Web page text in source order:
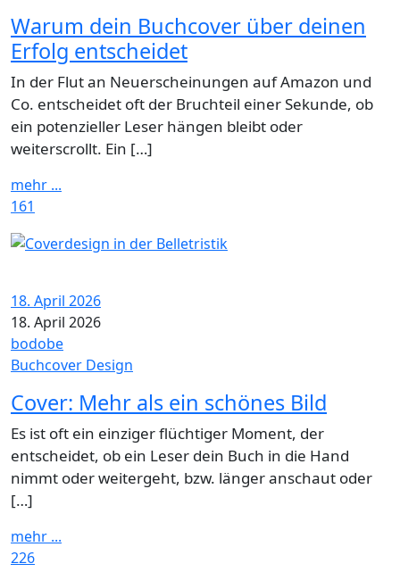
Warum dein Buchcover über deinen
Erfolg entscheidet
In der Flut an Neuerscheinungen auf Amazon und
Co. entscheidet oft der Bruchteil einer Sekunde, ob
ein potenzieller Leser hängen bleibt oder
weiterscrollt. Ein […]
mehr ...
161
18. April 2026
18. April 2026
bodobe
Buchcover Design
Cover: Mehr als ein schönes Bild
Es ist oft ein einziger flüchtiger Moment, der
entscheidet, ob ein Leser dein Buch in die Hand
nimmt oder weitergeht, bzw. länger anschaut oder
[…]
mehr ...
226